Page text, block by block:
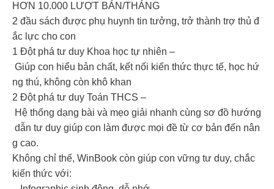
HƠN 10.000 LƯỢT BÁN/THÁNG ️
2 đầu sách được phụ huynh tin tưởng, trở thành trợ thủ đ
ắc lực cho con
1️ Đột phá tư duy Khoa học tự nhiên –
Giúp con hiểu bản chất, kết nối kiến thức thực tế, học hứ
ng thú, không còn khô khan
2️ Đột phá tư duy Toán THCS –
Hệ thống dạng bài và mẹo giải nhanh cùng sơ đồ hướng
dẫn tư duy giúp con làm được mọi đề từ cơ bản đến nân
g cao.
Không chỉ thế, WinBook còn giúp con vững tư duy, chắc
kiến thức với: